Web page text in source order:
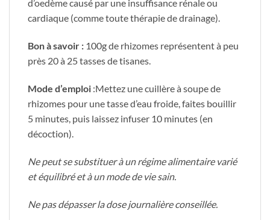
d’oedème causé par une insuffisance rénale ou
cardiaque (comme toute thérapie de drainage).
Bon à savoir : 100g de rhizomes représentent à peu
près 20 à 25 tasses de tisanes.
Mode d’emploi :Mettez une cuillère à soupe de
rhizomes pour une tasse d’eau froide, faites bouillir
5 minutes, puis laissez infuser 10 minutes (en
décoction).
Ne peut se substituer à un régime alimentaire varié
et équilibré et à un mode de vie sain.
Ne pas dépasser la dose journalière conseillée.